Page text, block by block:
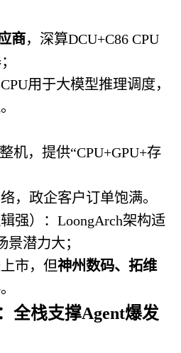
商，深算DCU+C86 CPU
用于大模型推理调度，
机，提供“CPU+GPU+存
，政企客户订单饱满。
强）：LoongArch架构适
景潜力大；
市，但神州数码、拓维
全栈支撑Agent爆发